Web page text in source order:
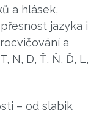
a hlásek,
jazyka i
a
N, D, Ť, Ň, Ď, L,
– od slabik